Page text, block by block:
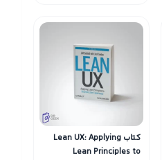
کتاب Lean UX: Applying
Lean Principles to